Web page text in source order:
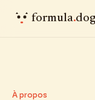
formula.dog
À propos